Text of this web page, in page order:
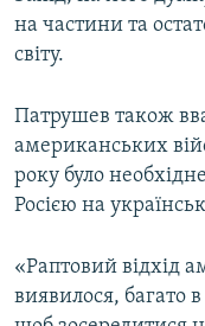
на частини та
світу.
Патрушев також
американських
року було
Росією на
«Раптовий відхід
виявилося, багато